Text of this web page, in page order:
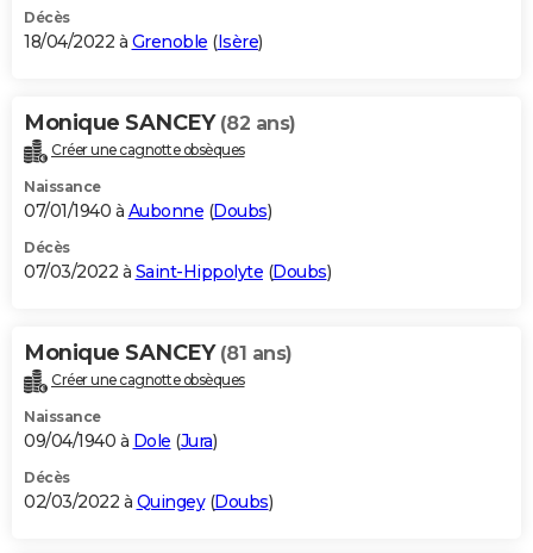
Décès
18/04/2022 à Grenoble (Isère)
Monique SANCEY (82 ans)
Créer une cagnotte obsèques
Naissance
07/01/1940 à Aubonne (Doubs)
Décès
07/03/2022 à Saint-Hippolyte (Doubs)
Monique SANCEY (81 ans)
Créer une cagnotte obsèques
Naissance
09/04/1940 à Dole (Jura)
Décès
02/03/2022 à Quingey(Doubs)